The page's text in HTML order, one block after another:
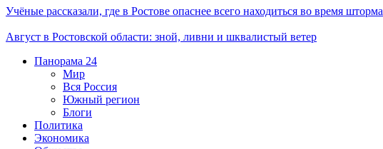
Учёные рассказали, где в Ростове опаснее всего находиться во время шторма
Август в Ростовской области: зной, ливни и шквалистый ветер
Панорама 24
Мир
Вся Россия
Южный регион
Блоги
Политика
Экономика